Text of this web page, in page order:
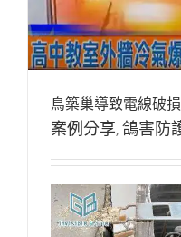
鳥築巢導致電線破
案例分享,鴿害防